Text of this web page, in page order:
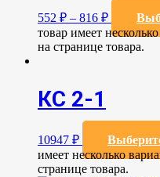
552 ₽ – 816 ₽
товар имеет
на странице товара.
КС 2-1
10947 ₽
имеет несколько
странице товара.